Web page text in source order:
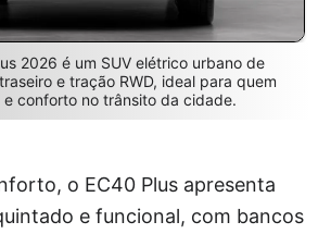
2026 é um SUV elétrico urbano de
e tração RWD, ideal para quem
conforto no trânsito da cidade.
o EC40 Plus apresenta
e funcional, com bancos